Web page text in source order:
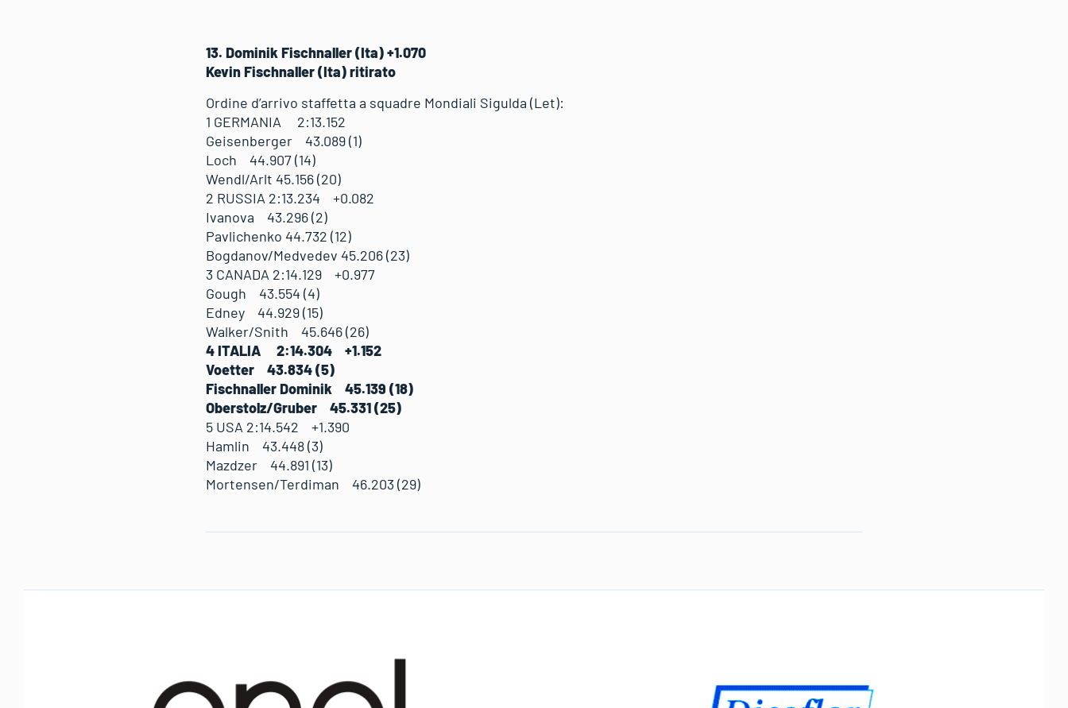
13. Dominik Fischnaller (Ita) +1.070
Kevin Fischnaller (Ita) ritirato
Ordine d’arrivo staffetta a squadre Mondiali Sigulda (Let):
1 GERMANIA 2:13.152
Geisenberger 43.089 (1)
Loch 44.907 (14)
Wendl/Arlt 45.156 (20)
2 RUSSIA 2:13.234 +0.082
Ivanova 43.296 (2)
Pavlichenko 44.732 (12)
Bogdanov/Medvedev 45.206 (23)
3 CANADA 2:14.129 +0.977
Gough 43.554 (4)
Edney 44.929 (15)
Walker/Snith 45.646 (26)
4 ITALIA 2:14.304 +1.152
Voetter 43.834 (5)
Fischnaller Dominik 45.139 (18)
Oberstolz/Gruber 45.331 (25)
5 USA 2:14.542 +1.390
Hamlin 43.448 (3)
Mazdzer 44.891 (13)
Mortensen/Terdiman 46.203 (29)